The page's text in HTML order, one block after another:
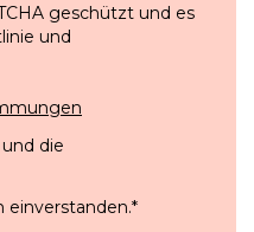
geschützt und es
und
die
einverstanden.*